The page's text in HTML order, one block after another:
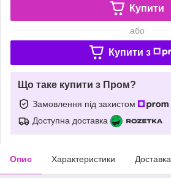
Купити
або
Купити з
Що таке купити з Пром?
Замовлення під захистом
Доступна доставка
Опис Характеристики Доставка